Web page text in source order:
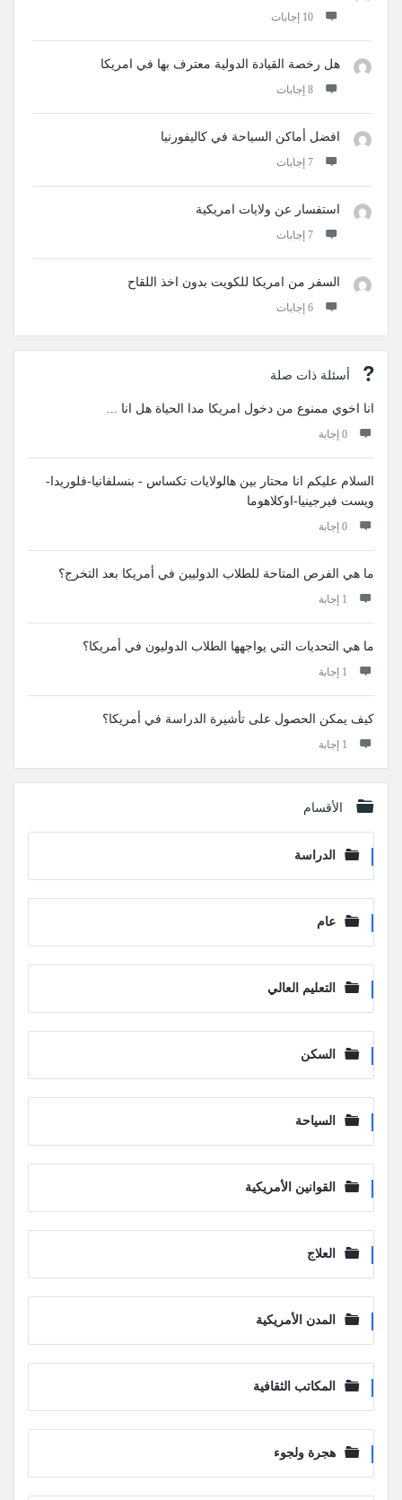
‫10 إجابات
هل رخصة القيادة الدولية معترف بها في امريكا
‫8 إجابات
افضل أماكن السياحة في كاليفورنيا
‫7 إجابات
استفسار عن ولايات امريكية
‫7 إجابات
السفر من امريكا للكويت بدون اخذ اللقاح
‫6 إجابات
أسئلة ذات صلة
انا اخوي ممنوع من دخول امريكا مدا الحياة هل انا ...
‫0 إجابة
السلام عليكم انا محتار بين هالولايات تكساس - بنسلفانيا-فلوريدا-
ويست فيرجينيا-اوكلاهوما
‫0 إجابة
ما هي الفرص المتاحة للطلاب الدوليين في أمريكا بعد التخرج؟
‫1 إجابة
ما هي التحديات التي يواجهها الطلاب الدوليون في أمريكا؟
‫1 إجابة
كيف يمكن الحصول على تأشيرة الدراسة في أمريكا؟
‫1 إجابة
الأقسام
الدراسة
عام
التعليم العالي
السكن
السياحة
القوانين الأمريكية
العلاج
المدن الأمريكية
المكاتب الثقافية
هجرة ولجوء